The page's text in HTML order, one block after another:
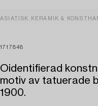
ASIATISK KERAMIK &
1717848
Oidentifierad
motiv av tatuerade
1900.